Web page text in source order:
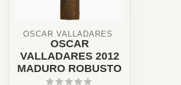
OSCAR VALLADARES
OSCAR
VALLADARES 2012
MADURO ROBUSTO